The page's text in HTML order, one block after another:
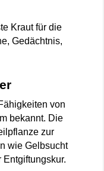
Kraut für die
Gedächtnis,
von
bekannt. Die
zur
wie Gelbsucht
Entgiftungskur.